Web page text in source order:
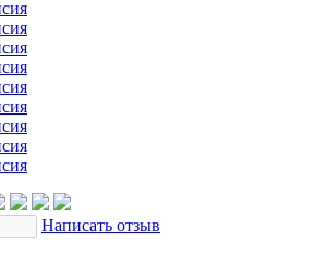
Написать отзыв